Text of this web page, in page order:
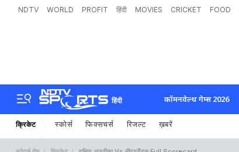
NDTV WORLD PROFIT हिंदी MOVIES CRICKET FOOD
हिंदी कॉमनवेल्थ गेम्स 2026
क्रिकेट स्कोर्स फिक्सचर्स रिजल्ट ख़बरें